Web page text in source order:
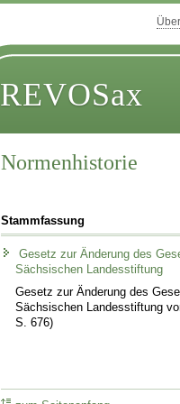
REVOSax
Normenhistorie
Stammfassung
Gesetz zur Änderung des
Sächsischen Landesstiftung
Gesetz zur Änderung des
Sächsischen Landesstiftung
S. 676)